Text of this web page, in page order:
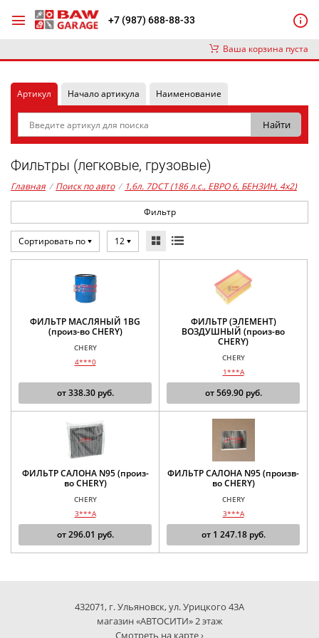
+7 (987) 688-88-33
Ваша корзина пуста
Артикул Начало артикула Наименование
Фильтры (легковые, грузовые)
Главная / Поиск по авто / 1,6л. 7DCT (186 л.с., ЕВРО 6, БЕНЗИН, 4x2)
Фильтр
Сортировать по 12
ФИЛЬТР МАСЛЯНЫЙ 1BG
(произ-во CHERY)
CHERY
4***0
от338.30руб.
ФИЛЬТР (ЭЛЕМЕНТ)
ВОЗДУШНЫЙ (произ-во
CHERY)
CHERY
1***A
от569.90руб.
ФИЛЬТР САЛОНА N95 (произ-
во CHERY)
CHERY
3***A
от296.01 руб.
ФИЛЬТР САЛОНА N95 (произв-
во CHERY)
CHERY
3***A
от 1 247.18руб.
432071, г. Ульяновск, ул. Урицкого 43А
магазин «АВТОСИТИ» 2 этаж
Смотреть на карте ›